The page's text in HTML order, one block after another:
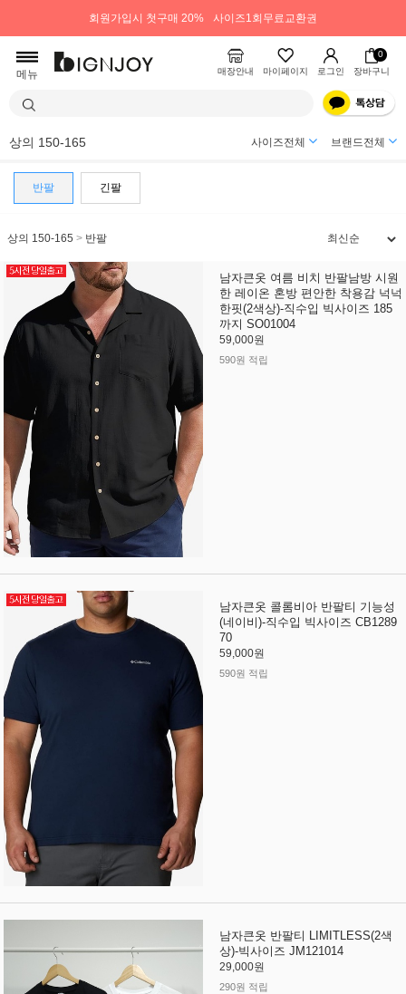
회원가입시 첫구매 20% 사이즈1회무료교환권
메뉴 매장안내 마이페이지 로그인
0
장바구니
상의 150-165 사이즈전체 브랜드전체
반팔 긴팔
상의 150-165 > 반팔
남자큰옷 여름 비치 반팔남방 시원
한 레이온 혼방 편안한 착용감 넉넉
한핏(2색상)-직수입 빅사이즈 185
까지 SO01004
59,000원
590원 적립
남자큰옷 콜롬비아 반팔티 기능성
(네이비)-직수입 빅사이즈 CB1289
70
59,000원
590원 적립
남자큰옷 반팔티 LIMITLESS(2색
상)-빅사이즈 JM121014
29,000원
290원 적립